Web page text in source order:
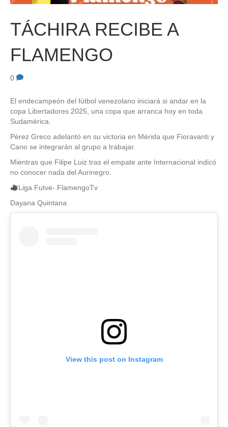
TÁCHIRA RECIBE A
FLAMENGO
0
El endecampeón del fútbol venezolano iniciará si andar en la
copa Libertadores 2025, una copa que arranca hoy en toda
Sudamérica.
Pérez Greco adelantó en su victoria en Mérida que Fioravanti y
Cano se integrarán al grupo a trabajar.
Mientras que Filipe Luiz tras el empate ante Internacional indicó
no conocer nada del Aurinegro.
Liga Futve- FlamengoTv
Dayana Quintana
View this post on Instagram